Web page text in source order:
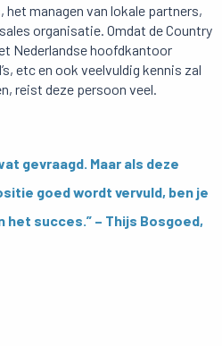
het managen van lokale partners,
organisatie. Omdat de Country
Nederlandse hoofdkantoor
etc en ook veelvuldig kennis zal
reist deze persoon veel.
gevraagd. Maar als deze
goed wordt vervuld, ben je
het succes.” – Thijs Bosgoed,